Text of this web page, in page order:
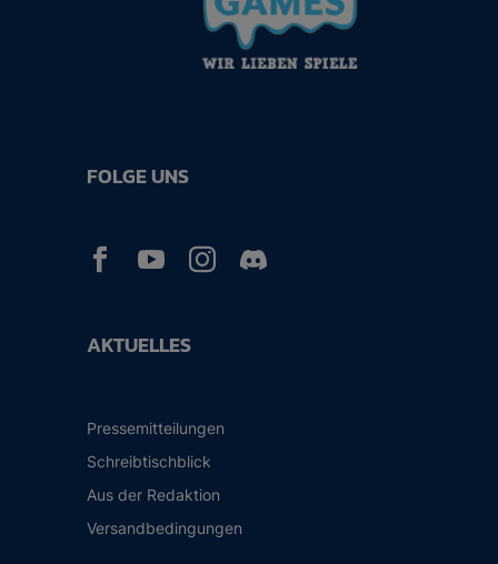
AKTUELLES
Pressemitteilungen
Schreibtischblick
Aus der Redaktion
Versandbedingungen
FOLGE UNS
  